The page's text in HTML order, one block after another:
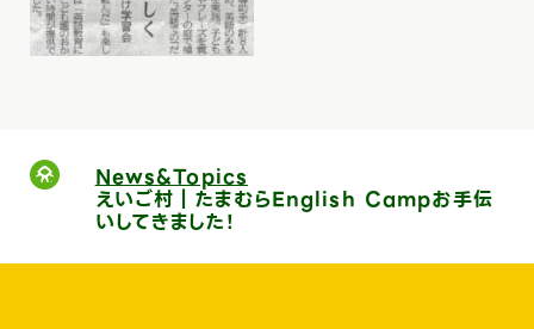
News&Topics
えいご村｜たまむらEnglish Campお手伝
いしてきました！